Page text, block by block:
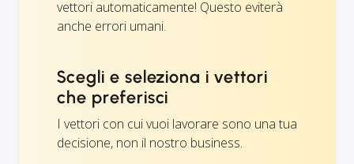
vettori automaticamente! Questo eviterà
anche errori umani.
Scegli e seleziona i vettori
che preferisci
I vettori con cui vuoi lavorare sono una tua
decisione, non il nostro business.